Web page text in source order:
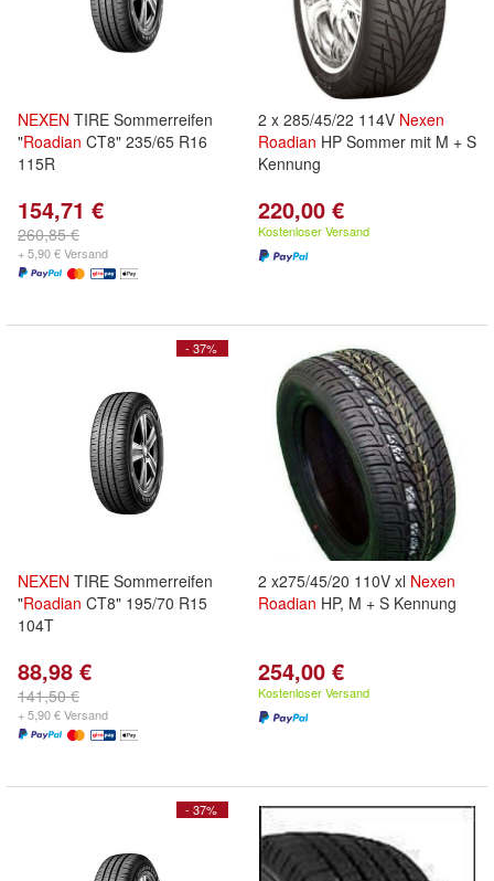
NEXEN TIRE Sommerreifen
"Roadian CT8" 235/65 R16
115R
154,71 €
260,85 €
+ 5,90 € Versand
2 x 285/45/22 114V Nexen
Roadian HP Sommer mit M + S
Kennung
220,00 €
Kostenloser Versand
- 37%
NEXEN TIRE Sommerreifen
"Roadian CT8" 195/70 R15
104T
88,98 €
141,50 €
+ 5,90 € Versand
2 x275/45/20 110V xl Nexen
Roadian HP, M + S Kennung
254,00 €
Kostenloser Versand
- 37%